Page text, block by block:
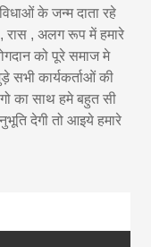
के जन्म दाता रहे
रास , अलग रूप में हमारे
को पूरे समाज मे
सभी कार्यकर्ताओं की
का साथ हमे बहुत सी
देगी तो आइये हमारे